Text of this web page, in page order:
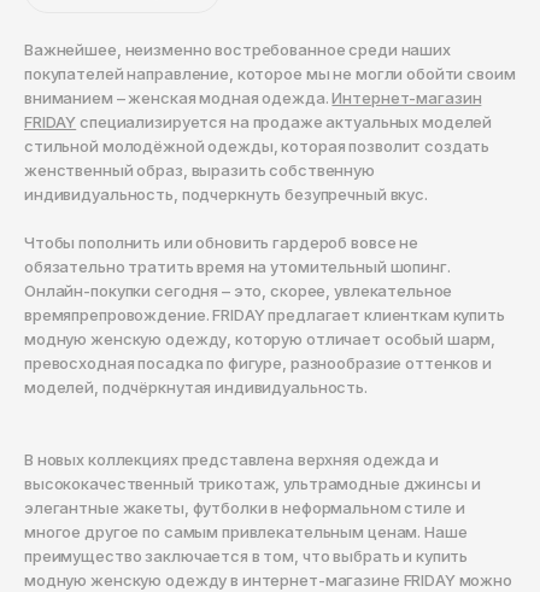
Важнейшее, неизменно востребованное среди наших
покупателей направление, которое мы не могли обойти своим
вниманием – женская модная одежда.Интернет-магазин
FRIDAYспециализируется на продаже актуальных моделей
стильной молодёжной одежды, которая позволит создать
женственный образ, выразить собственную
индивидуальность, подчеркнуть безупречный вкус.
Чтобы пополнить или обновить гардероб вовсе не
обязательно тратить время на утомительный шопинг.
Онлайн-покупки сегодня – это, скорее, увлекательное
времяпрепровождение. FRIDAY предлагает клиенткам купить
модную женскую одежду, которую отличает особый шарм,
превосходная посадка по фигуре, разнообразие оттенков и
моделей, подчёркнутая индивидуальность.
В новых коллекциях представлена верхняя одежда и
высококачественный трикотаж, ультрамодные джинсы и
элегантные жакеты, футболки в неформальном стиле и
многое другое по самым привлекательным ценам. Наше
преимущество заключается в том, что выбрать и купить
модную женскую одежду в интернет-магазине FRIDAY можно
Якутск
Ярославль